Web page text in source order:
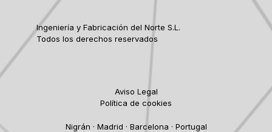
Ingeniería y Fabricación del Norte S.L.
Todos los derechos reservados
Aviso Legal
Política de cookies
Nigrán · Madrid · Barcelona · Portugal